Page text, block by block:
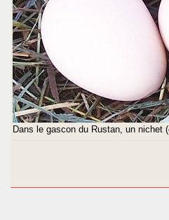
Dans le gascon du Rustan, un